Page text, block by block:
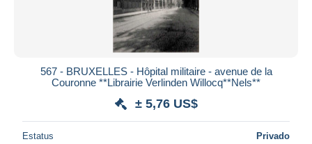
567 - BRUXELLES - Hôpital militaire - avenue de la
Couronne **Librairie Verlinden Willocq**Nels**
± 5,76 US$
Estatus Privado